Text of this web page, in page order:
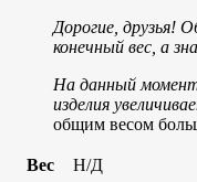
Дорогие, друзья!
конечный вес, а
На данный
изделия
общим весом
Вес Н/Д